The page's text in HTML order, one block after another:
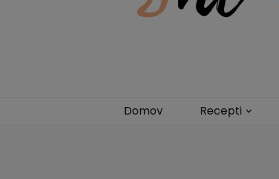
Domov Recepti